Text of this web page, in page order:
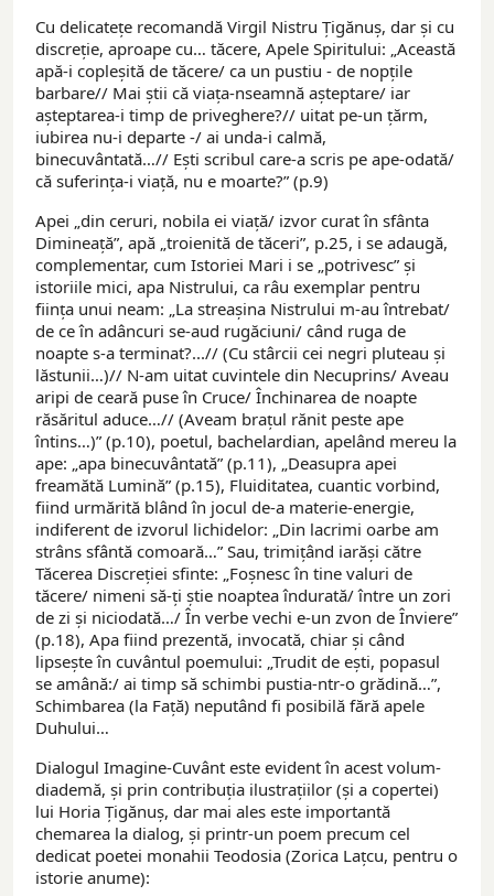
Cu delicatețe recomandă Virgil Nistru Țigănuș, dar și cu
discreție, aproape cu… tăcere, Apele Spiritului: „Această
apă-i copleșită de tăcere/ ca un pustiu - de nopțile
barbare// Mai știi că viața-nseamnă așteptare/ iar
așteptarea-i timp de priveghere?// uitat pe-un țărm,
iubirea nu-i departe -/ ai unda-i calmă,
binecuvântată…// Ești scribul care-a scris pe ape-odată/
că suferința-i viață, nu e moarte?” (p.9)
Apei „din ceruri, nobila ei viață/ izvor curat în sfânta
Dimineață”, apă „troienită de tăceri”, p.25, i se adaugă,
complementar, cum Istoriei Mari i se „potrivesc” și
istoriile mici, apa Nistrului, ca râu exemplar pentru
ființa unui neam: „La streașina Nistrului m-au întrebat/
de ce în adâncuri se-aud rugăciuni/ când ruga de
noapte s-a terminat?...// (Cu stârcii cei negri pluteau și
lăstunii…)// N-am uitat cuvintele din Necuprins/ Aveau
aripi de ceară puse în Cruce/ Închinarea de noapte
răsăritul aduce…// (Aveam brațul rănit peste ape
întins…)” (p.10), poetul, bachelardian, apelând mereu la
ape: „apa binecuvântată” (p.11), „Deasupra apei
freamătă Lumină” (p.15), Fluiditatea, cuantic vorbind,
fiind urmărită blând în jocul de-a materie-energie,
indiferent de izvorul lichidelor: „Din lacrimi oarbe am
strâns sfântă comoară…” Sau, trimițând iarăși către
Tăcerea Discreției sfinte: „Foșnesc în tine valuri de
tăcere/ nimeni să-ți știe noaptea îndurată/ între un zori
de zi și niciodată…/ În verbe vechi e-un zvon de Înviere”
(p.18), Apa fiind prezentă, invocată, chiar și când
lipsește în cuvântul poemului: „Trudit de ești, popasul
se amână:/ ai timp să schimbi pustia-ntr-o grădină…”,
Schimbarea (la Față) neputând fi posibilă fără apele
Duhului…
Dialogul Imagine-Cuvânt este evident în acest volum-
diademă, și prin contribuția ilustrațiilor (și a copertei)
lui Horia Țigănuș, dar mai ales este importantă
chemarea la dialog, și printr-un poem precum cel
dedicat poetei monahii Teodosia (Zorica Lațcu, pentru o
istorie anume):